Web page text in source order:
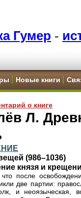
Гумер -
Новые книги
о книге
Л.
(986–1036)
князя и
после
две партии:
и неоязыческая,